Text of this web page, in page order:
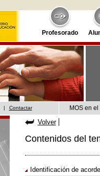
Profesorado
| Contactar MOS en
Volver
Contenidos del
Identificación de